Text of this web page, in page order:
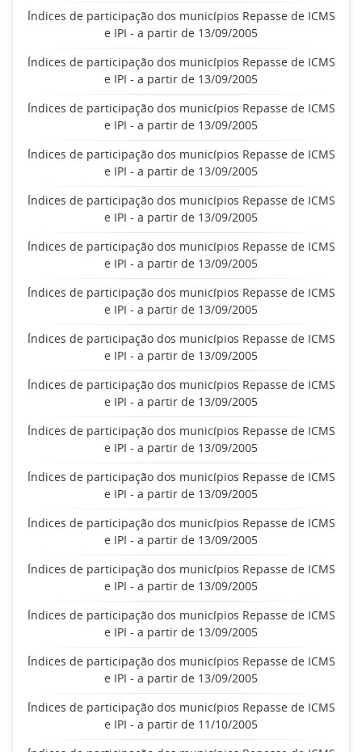
Índices de participação dos municípios Repasse de ICMS
e IPI - a partir de 13/09/2005
Índices de participação dos municípios Repasse de ICMS
e IPI - a partir de 13/09/2005
Índices de participação dos municípios Repasse de ICMS
e IPI - a partir de 13/09/2005
Índices de participação dos municípios Repasse de ICMS
e IPI - a partir de 13/09/2005
Índices de participação dos municípios Repasse de ICMS
e IPI - a partir de 13/09/2005
Índices de participação dos municípios Repasse de ICMS
e IPI - a partir de 13/09/2005
Índices de participação dos municípios Repasse de ICMS
e IPI - a partir de 13/09/2005
Índices de participação dos municípios Repasse de ICMS
e IPI - a partir de 13/09/2005
Índices de participação dos municípios Repasse de ICMS
e IPI - a partir de 13/09/2005
Índices de participação dos municípios Repasse de ICMS
e IPI - a partir de 13/09/2005
Índices de participação dos municípios Repasse de ICMS
e IPI - a partir de 13/09/2005
Índices de participação dos municípios Repasse de ICMS
e IPI - a partir de 13/09/2005
Índices de participação dos municípios Repasse de ICMS
e IPI - a partir de 13/09/2005
Índices de participação dos municípios Repasse de ICMS
e IPI - a partir de 13/09/2005
Índices de participação dos municípios Repasse de ICMS
e IPI - a partir de 13/09/2005
Índices de participação dos municípios Repasse de ICMS
e IPI - a partir de 11/10/2005